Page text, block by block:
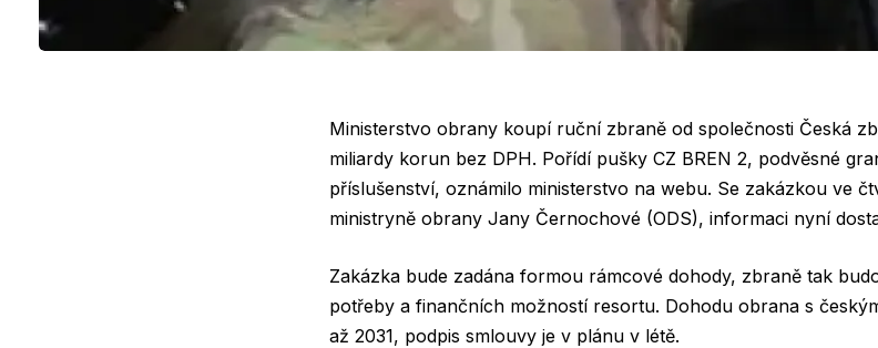
Ministerstvo obrany koupí ruční zbraně od společnosti Česká
miliardy korun bez DPH. Pořídí pušky CZ BREN 2, podvěsné
příslušenství, oznámilo ministerstvo na webu. Se zakázkou ve
ministryně obrany Jany Černochové (ODS), informaci nyní
Zakázka bude zadána formou rámcové dohody, zbraně tak
potřeby a finančních možností resortu. Dohodu obrana s
až 2031, podpis smlouvy je v plánu v létě.